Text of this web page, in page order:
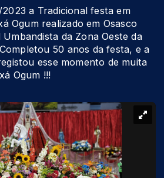
a Tradicional festa em
Ogum realizado em Osasco
da Zona Oeste da
50 anos da festa, e a
esse momento de muita
Ogum !!!